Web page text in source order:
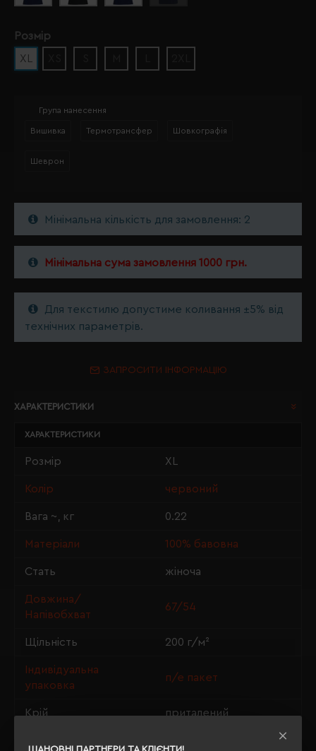
Розмір
XL
Група нанесення
Вишивка Термотрансфер Шовкографія
Шеврон
Мінімальна кількість для замовлення: 2
Мінімальна сума замовлення 1000 грн.
Для текстилю допустиме коливання ±5% від
технічних параметрів.
ЗАПРОСИТИ ІНФОРМАЦІЮ
ХАРАКТЕРИСТИКИ
ХАРАКТЕРИСТИКИ
Розмір XL
Колір червоний
Вага ~, кг 0.22
Матеріали 100% бавовна
Стать жіноча
Довжина/
Напівобхват
67/54
Щільність 200 г/м²
Індивідуальна
упаковка
п/е пакет
Крій приталений
Сертифікація